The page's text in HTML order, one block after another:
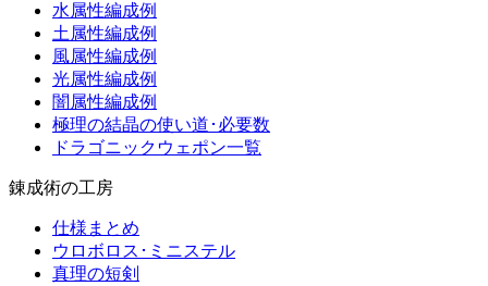
水属性編成例
土属性編成例
風属性編成例
光属性編成例
闇属性編成例
極理の結晶の使い道･必要数
ドラゴニックウェポン一覧
錬成術の工房
仕様まとめ
ウロボロス･ミニステル
真理の短剣